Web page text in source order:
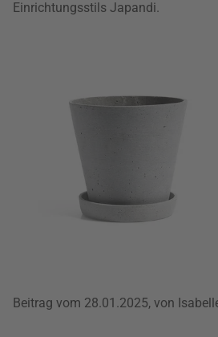
Einrichtungsstils Japandi.
Beitrag vom 28.01.2025, von